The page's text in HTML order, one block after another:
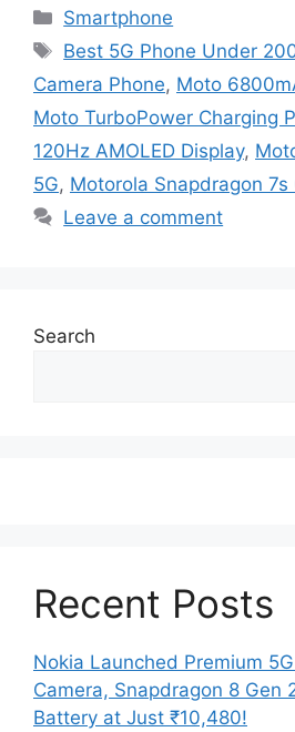
Categories
Smartphone
Tags
Best 5G Phone Under
Camera Phone, Moto
Moto TurboPower Charging
120Hz AMOLED Display,
5G, Motorola Snapdragon
Leave a comment
Search
Recent Posts
Nokia Launched Premium
Camera, Snapdragon 8 Gen
Battery at Just ₹10,480!